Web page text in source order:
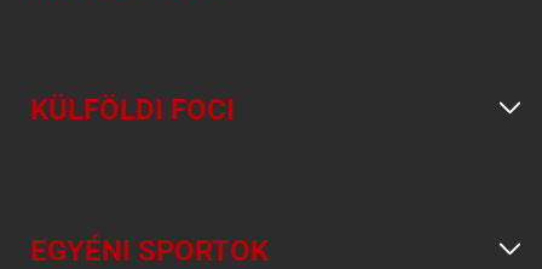
KÜLFÖLDI FOCI
EGYÉNI SPORTOK